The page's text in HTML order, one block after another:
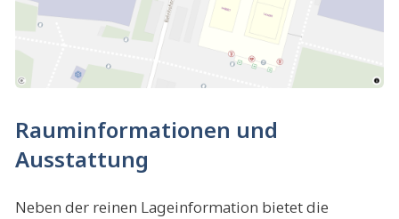
Rauminformationen und
Ausstattung
Neben der reinen Lageinformation bietet die